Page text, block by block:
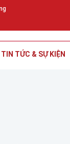
TIN TỨC & SỰ KIỆN